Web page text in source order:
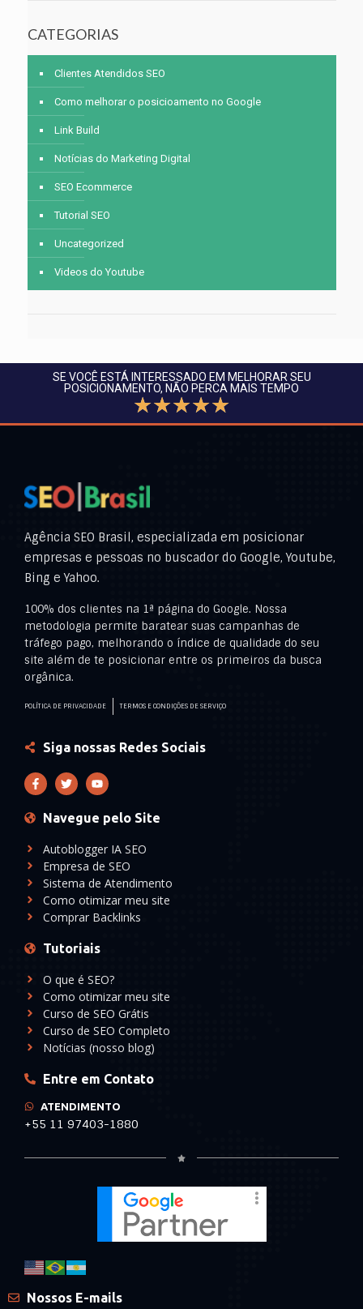
CATEGORIAS
Clientes Atendidos SEO
Como melhorar o posicioamento no Google
Link Build
Notícias do Marketing Digital
SEO Ecommerce
Tutorial SEO
Uncategorized
Videos do Youtube
SE VOCÊ ESTÁ INTERESSADO EM MELHORAR SEU
POSICIONAMENTO, NÃO PERCA MAIS TEMPO
☆☆☆☆☆
Agência SEO Brasil, especializada em posicionar
empresas e pessoas no buscador do Google, Youtube,
Bing e Yahoo.
100% dos clientes na 1ª página do Google. Nossa
metodologia permite baratear suas campanhas de
tráfego pago, melhorando o índice de qualidade do seu
site além de te posicionar entre os primeiros da busca
orgânica.
POLÍTICA DE PRIVACIDADE TERMOS E CONDIÇÕES DE SERVIÇO
Siga nossas Redes Sociais
Navegue pelo Site
Autoblogger IA SEO
Empresa de SEO
Sistema de Atendimento
Como otimizar meu site
Comprar Backlinks
Tutoriais
O que é SEO?
Como otimizar meu site
Curso de SEO Grátis
Curso de SEO Completo
Notícias (nosso blog)
Entre em Contato
ATENDIMENTO
+55 11 97403-1880
Nossos E-mails